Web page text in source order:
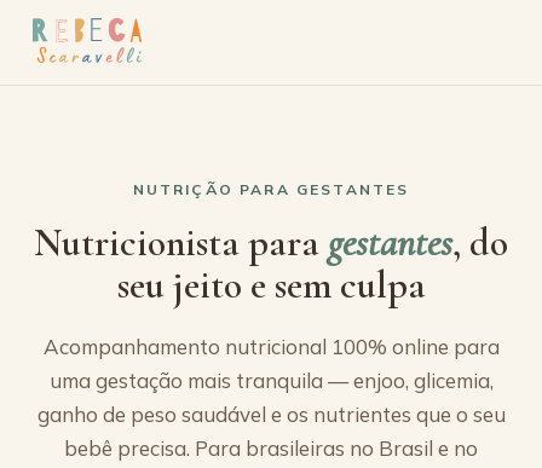
NUTRIÇÃO PARA GESTANTES
Nutricionista para gestantes, do
seu jeito e sem culpa
Acompanhamento nutricional 100% online para
uma gestação mais tranquila — enjoo, glicemia,
ganho de peso saudável e os nutrientes que o seu
bebê precisa. Para brasileiras no Brasil e no